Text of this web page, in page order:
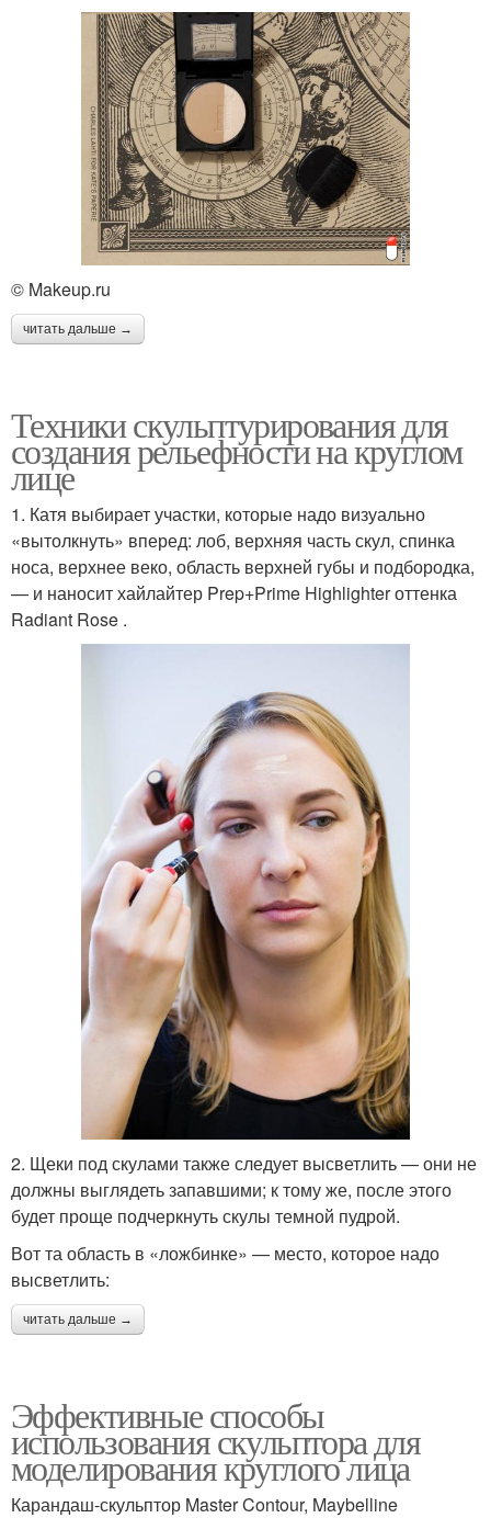
© Makeup.ru
читать дальше →
Техники скульптурирования для
создания рельефности на круглом
лице
1. Катя выбирает участки, которые надо визуально
«вытолкнуть» вперед: лоб, верхняя часть скул, спинка
носа, верхнее веко, область верхней губы и подбородка,
— и наносит хайлайтер Prep+Prime Highlighter оттенка
Radiant Rose .
2. Щеки под скулами также следует высветлить — они не
должны выглядеть запавшими; к тому же, после этого
будет проще подчеркнуть скулы темной пудрой.
Вот та область в «ложбинке» — место, которое надо
высветлить:
читать дальше →
Эффективные способы
использования скульптора для
моделирования круглого лица
Карандаш-скульптор Master Contour, Maybelline